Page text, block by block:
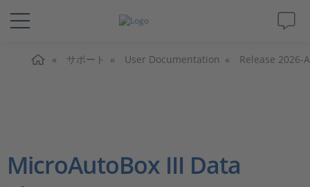
ソリューションと製品
Magazine
サポート User Documentation Release 2026-A
MicroAutoBox III Data